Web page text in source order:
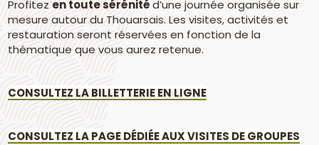
Profitez en toute sérénitéd’une journée organisée sur
mesure autour du Thouarsais. Les visites, activités et
restauration seront réservées en fonction de la
thématique que vous aurez retenue.
CONSULTEZ LA BILLETTERIE EN LIGNE
CONSULTEZ LA PAGE DÉDIÉE AUX VISITES DE GROUPES